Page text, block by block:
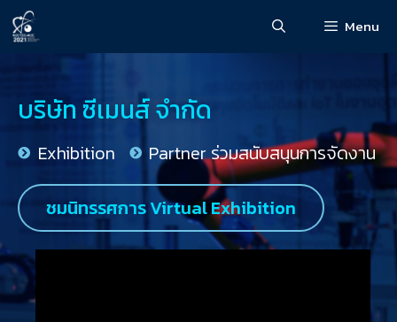
Menu
บริษัท ซีเมนส์ จำกัด
Exhibition Partner ร่วมสนับสนุนการจัดงาน
ชมนิทรรศการ Virtual Exhibition